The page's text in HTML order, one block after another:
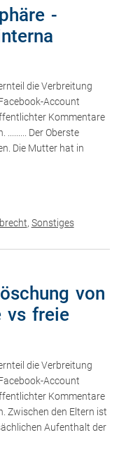
-
die Verbreitung
Account
Kommentare
Der Oberste
Die Mutter hat in
, Sonstiges
von
vs freie
die Verbreitung
Account
Kommentare
Zwischen den Eltern ist
Aufenthalt der